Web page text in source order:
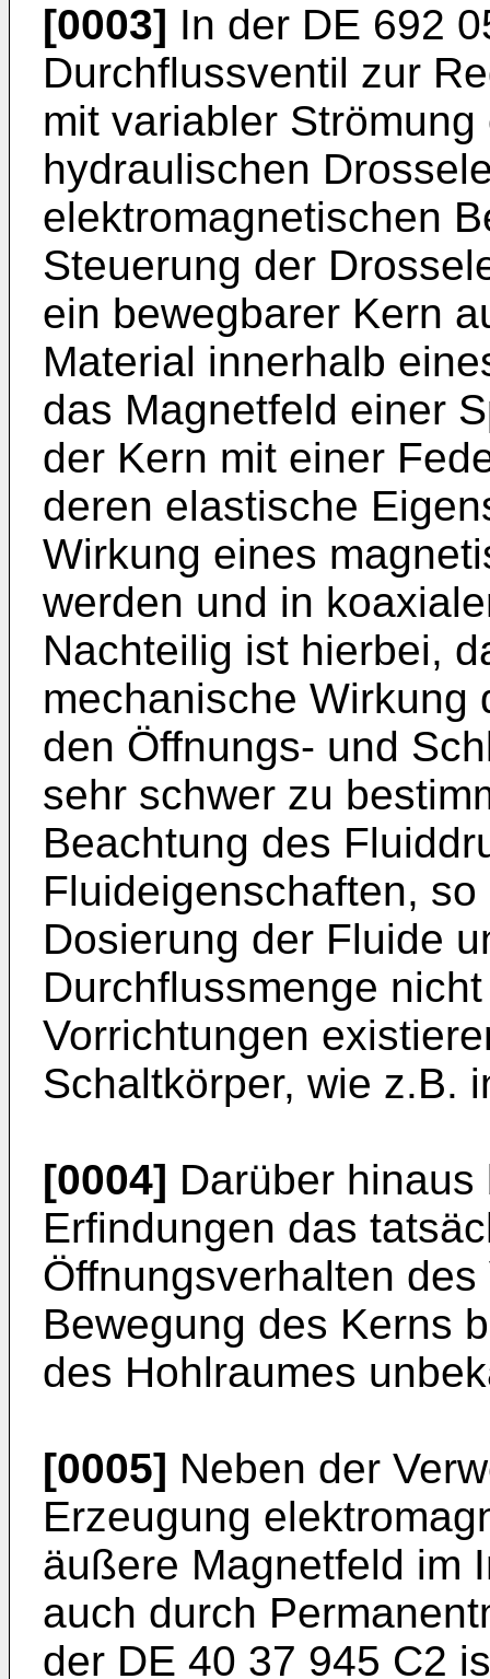
[0003] In der DE 692
Durchflussventil zur
mit variabler
hydraulischen
elektromagnetischen
Steuerung der
ein bewegbarer Kern
Material innerhalb
das Magnetfeld einer
der Kern mit einer
deren elastische
Wirkung eines
werden und in
Nachteilig ist hierbei,
mechanische Wirkung
den Öffnungs- und
sehr schwer zu
Beachtung des
Fluideigenschaften,
Dosierung der Fluide
Durchflussmenge
Vorrichtungen
Schaltkörper, wie z.B.
[0004] Darüber
Erfindungen das
Öffnungsverhalten
Bewegung des Kerns
des Hohlraumes
[0005] Neben der
Erzeugung
äußere Magnetfeld im
auch durch
der DE 40 37 945 C2